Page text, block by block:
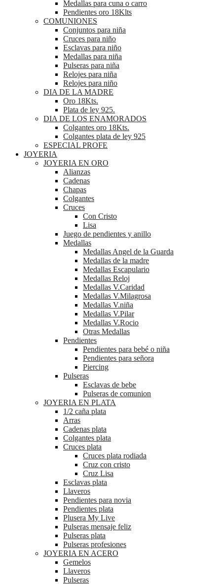
Medallas para cuna o carro
Pendientes oro 18Klts
COMUNIONES
Conjuntos para niña
Cruces para niño
Esclavas para niño
Medallas para niña
Pulseras para niña
Relojes para niña
Relojes para niño
DIA DE LA MADRE
Oro 18Kts.
Plata de ley 925.
DIA DE LOS ENAMORADOS
Colgantes oro 18Kts.
Colgantes plata de ley 925
ESPECIAL PROFE
JOYERIA
JOYERIA EN ORO
Alianzas
Cadenas
Chapas
Colgantes
Cruces
Con Cristo
Lisa
Juego de pendientes y anillo
Medallas
Medallas Angel de la Guarda
Medallas de la madre
Medallas Escapulario
Medallas Reloj
Medallas V.Caridad
Medallas V.Milagrosa
Medallas V.niña
Medallas V.Pilar
Medallas V.Rocio
Otras Medallas
Pendientes
Pendientes para bebé o niña
Pendientes para señora
Piercing
Pulseras
Esclavas de bebe
Pulseras de comunion
JOYERIA EN PLATA
1/2 caña plata
Arras
Cadenas plata
Colgantes plata
Cruces plata
Cruces plata rodiada
Cruz con cristo
Cruz Lisa
Esclavas plata
Llaveros
Pendientes para novia
Pendientes plata
Plusera My Live
Pulseras mensaje feliz
Pulseras plata
Pulseras profesiones
JOYERIA EN ACERO
Gemelos
Llaveros
Pulseras